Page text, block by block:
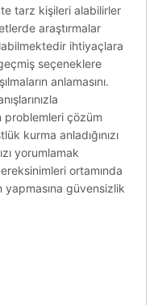
tarz kişileri alabilirler
araştırmalar
ihtiyaçlara
seçeneklere
anlamasını.
problemleri çözüm
kurma anladığınızı
yorumlamak
ortamında
yapmasına güvensizlik